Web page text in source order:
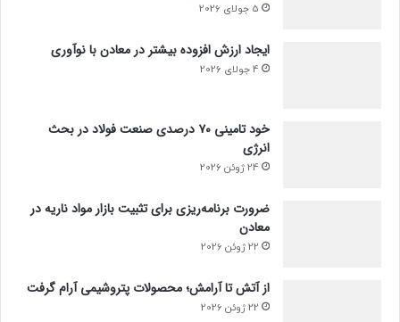
5 جولای 2026
ایجاد ارزش افزوده بیشتر در معادن با نوآوری
4 جولای 2026
خود تامینی ۷۰ درصدی صنعت فولاد در بحث
انرژی
24 ژوئن 2026
ضرورت برنامه‌ریزی برای تثبیت بازار مواد ناریه در
معادن
22 ژوئن 2026
از آتش تا آرامش؛ محصولات پتروشیمی آرام گرفت
22 ژوئن 2026